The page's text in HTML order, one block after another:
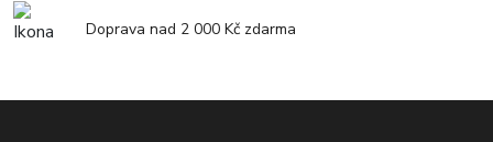
Doprava nad 2 000 Kč zdarma